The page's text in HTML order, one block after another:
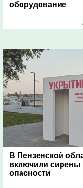
оборудование
В Пензенской
включили сирены
опасности